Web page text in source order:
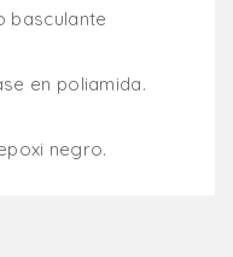
basculante
en poliamida.
negro.